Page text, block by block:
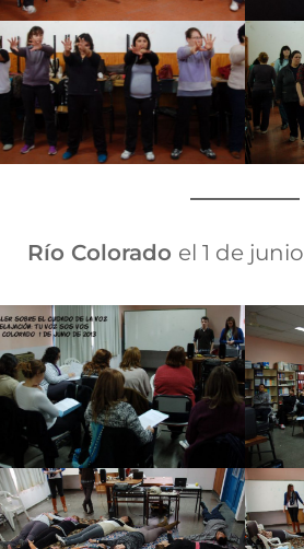
Río Colorado el 1 de junio